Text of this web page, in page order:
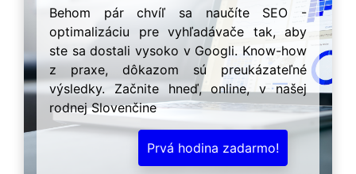
Behom pár chvíľ sa naučíte SEO -
optimalizáciu pre vyhľadávače tak, aby
ste sa dostali vysoko v Googli. Know-how
z praxe, dôkazom sú preukázateľné
výsledky. Začnite hneď, online, v našej
rodnej Slovenčine
Prvá hodina zadarmo!